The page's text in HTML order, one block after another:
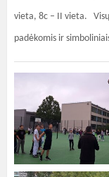
vieta, 8c – II vieta.
padėkomis ir